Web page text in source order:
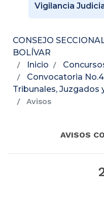
Vigilancia
CONSEJO
BOLÍVAR
Inicio
Convocatoria
Tribunales, Juzgados
Avisos
AVISOS